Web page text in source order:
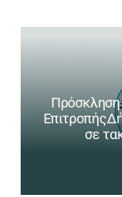
Πρόσκληση
σε